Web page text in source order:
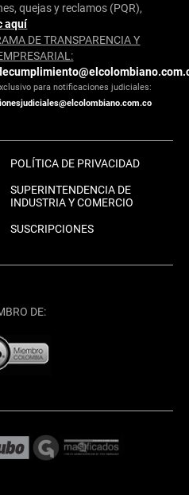
quejas y reclamos (PQR),
aquí
DE TRANSPARENCIA Y
para notificaciones judiciales:
POLÍTICA DE PRIVACIDAD
SUPERINTENDENCIA DE
INDUSTRIA Y COMERCIO
SUSCRIPCIONES
DE: